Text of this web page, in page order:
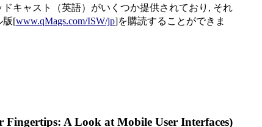
キャスト（英語）がいくつか提供されており, それ
版[www.qMags.com/ISW/jp]を購読することができま
A Look at Mobile User Interfaces)